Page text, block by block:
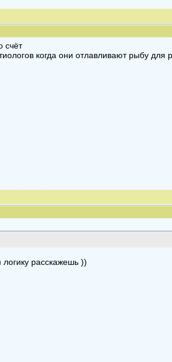
счёт
когда они отлавливают рыбу для
расскажешь ))